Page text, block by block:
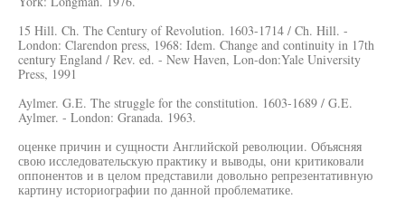
15 Hill. Ch. The Century of Revolution. 1603-1714 / Ch. Hill. -
London: Clarendon press, 1968: Idem. Change and continuity in 17th
century England / Rev. ed. - New Haven, Lon-don:Yale University
Press, 1991
Aylmer. G.E. The struggle for the constitution. 1603-1689 / G.E.
Aylmer. - London: Granada. 1963.
оценке причин и сущности Английской революции. Объясняя
свою исследовательскую практику и выводы, они критиковали
оппонентов и в целом представили довольно репрезентативную
картину историографии по данной проблематике.